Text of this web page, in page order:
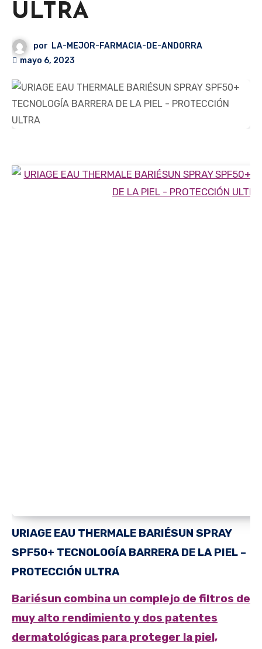
ULTRA
por LA-MEJOR-FARMACIA-DE-ANDORRA
mayo 6, 2023
URIAGE EAU THERMALE BARIÉSUN SPRAY
SPF50+ TECNOLOGÍA BARRERA DE LA PIEL –
PROTECCIÓN ULTRA
Bariésun combina un complejo de filtros de
muy alto rendimiento y dos patentes
dermatológicas para proteger la piel,